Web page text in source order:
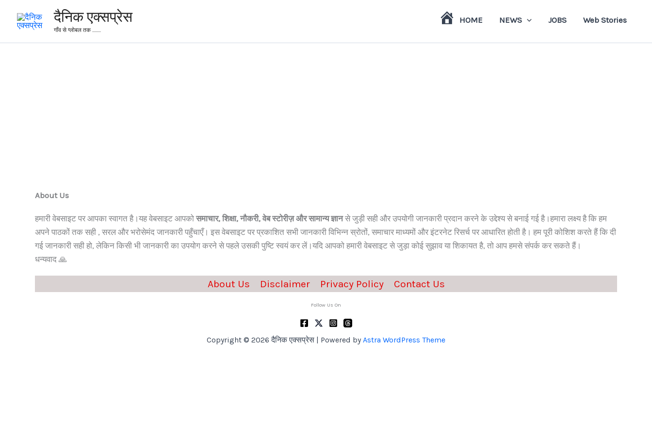
दैनिक एक्सप्रेस
गाँव से ग्लोबल तक .........
HOME NEWS JOBS Web Stories
About Us
हमारी वेबसाइट पर आपका स्वागत है।यह वेबसाइट आपको समाचार, शिक्षा, नौकरी, वेब स्टोरीज़ और सामान्य ज्ञानसे जुड़ी सही और उपयोगी जानकारी प्रदान करने के उद्देश्य से बनाई गई है।हमारा लक्ष्य है कि हम
अपने पाठकों तक सही , सरल और भरोसेमंद जानकारी पहुँचाएँ। इस वेबसाइट पर प्रकाशित सभी जानकारी विभिन्न स्रोतों, समाचार माध्यमों और इंटरनेट रिसर्च पर आधारित होती है। हम पूरी कोशिश करते हैं कि दी
गई जानकारी सही हो, लेकिन किसी भी जानकारी का उपयोग करने से पहले उसकी पुष्टि स्वयं कर लें।यदि आपको हमारी वेबसाइट से जुड़ा कोई सुझाव या शिकायत है, तो आप हमसे संपर्क कर सकते हैं।
धन्यवाद 🙏
About Us Disclaimer Privacy Policy Contact Us
Follow Us On
Copyright © 2026 दैनिक एक्सप्रेस | Powered by Astra WordPress Theme